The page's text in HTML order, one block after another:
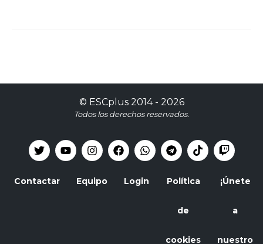
© ESCplus2014 - 2026
Todos los derechos reservados.
Contactar Equipo Login Política
de
cookies
¡Únete
a
nuestro